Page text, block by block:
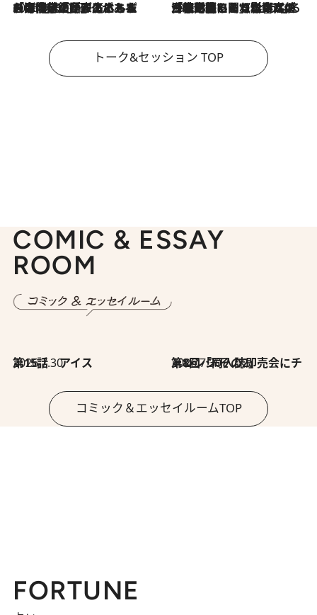
2026.8.3
「今後値上げがあるとすれば…」「リスクがあるのは今年の冬」エネルギー専門家が語る、ホルムズ海峡封鎖が家庭にもたらす“ある心配” 2026.8.3
「住宅建てられない…」「サーチャージ料の高値が続いている」ホルムズ海峡封鎖による影響はいつまで続く？《エネルギー専門家に聞く“どうなる日本の暮らし”》
トーク&セッション TOP
COMIC & ESSAY
ROOM
2026.7.30
第15話 アイス 2026.7.30
第8回「同人誌即売会にチャレンジ その2」
コミック＆エッセイルームTOP
FORTUNE